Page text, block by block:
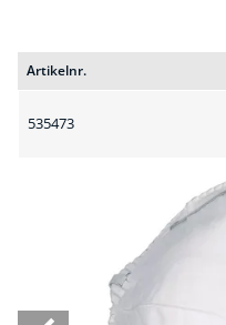
Artikelnr.
535473